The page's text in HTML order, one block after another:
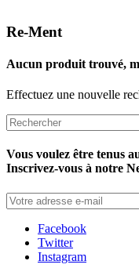
Re-Ment
Aucun produit trouvé,
Effectuez une nouvelle
Vous voulez être tenus
Inscrivez-vous à notre
Facebook
Twitter
Instagram